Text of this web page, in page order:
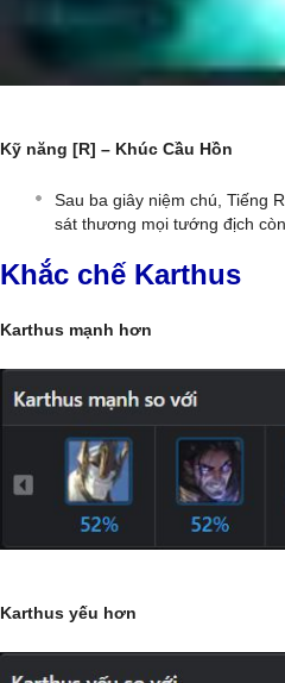
Kỹ năng [R] – Khúc Cầu Hồn
Sau ba giây niệm chú, Tiếng
sát thương mọi tướng địch
Khắc chế Karthus
Karthus mạnh hơn
Karthus yếu hơn